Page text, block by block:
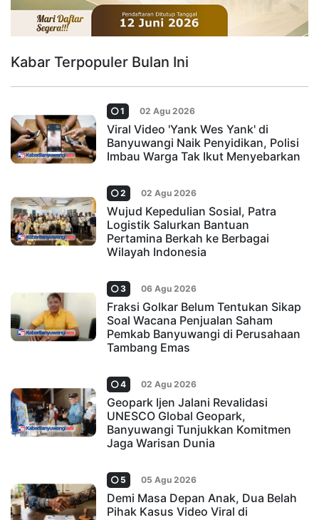
Kabar Terpopuler Bulan Ini
1 02 Agu 2026
Viral Video 'Yank Wes Yank' di
Banyuwangi Naik Penyidikan, Polisi
Imbau Warga Tak Ikut Menyebarkan
2 02 Agu 2026
Wujud Kepedulian Sosial, Patra
Logistik Salurkan Bantuan
Pertamina Berkah ke Berbagai
Wilayah Indonesia
3 06 Agu 2026
Fraksi Golkar Belum Tentukan Sikap
Soal Wacana Penjualan Saham
Pemkab Banyuwangi di Perusahaan
Tambang Emas
4 02 Agu 2026
Geopark Ijen Jalani Revalidasi
UNESCO Global Geopark,
Banyuwangi Tunjukkan Komitmen
Jaga Warisan Dunia
5 05 Agu 2026
Demi Masa Depan Anak, Dua Belah
Pihak Kasus Video Viral di